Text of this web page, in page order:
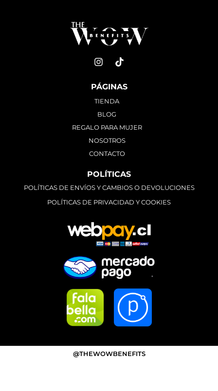
PÁGINAS
TIENDA
BLOG
REGALO PARA MUJER
NOSOTROS
CONTACTO
POLÍTICAS
POLÍTICAS DE ENVÍOS Y CAMBIOS O DEVOLUCIONES
POLÍTICAS DE PRIVACIDAD Y COOKIES
@THEWOWBENEFITS